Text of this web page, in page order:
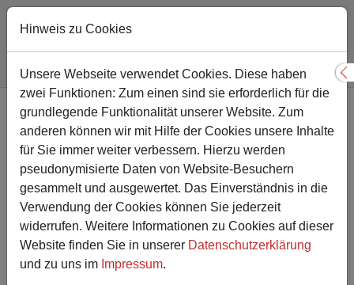
Zum Hauptinhalt springen
Sie sind hier:
Gesamtschule Nachricht
Neues aus der Chemie - Die
Klasse 7D testet eine
multimediale Lernumgebung
06.07.2017 Aktuelles
Hinweis zu Cookies
Unsere Webseite verwendet Cookies. Diese haben
zwei Funktionen: Zum einen sind sie erforderlich für die
grundlegende Funktionalität unserer Website. Zum
anderen können wir mit Hilfe der Cookies unsere Inhalte
für Sie immer weiter verbessern. Hierzu werden
pseudonymisierte Daten von Website-Besuchern
gesammelt und ausgewertet. Das Einverständnis in die
Verwendung der Cookies können Sie jederzeit
widerrufen. Weitere Informationen zu Cookies auf dieser
Website finden Sie in unserer Datenschutzerklärung
und zu uns im Impressum.